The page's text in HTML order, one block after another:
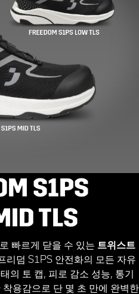
S1PS
TLS
빠르게 닫을 수 있는 트위스트
리덤 S1PS 안전화의 모든 자유
의 토 캡, 피로 감소 성능, 통기
용감으로 단 몇 초 만에 완벽한